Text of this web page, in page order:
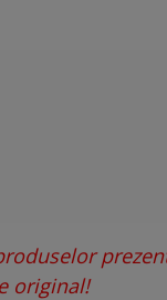
original!